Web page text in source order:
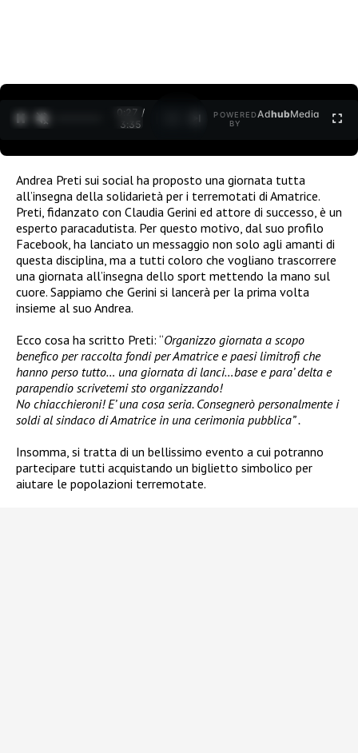
0:27 /
3:35
POWERED
BY
AdhubMedia
Andrea Preti sui social ha proposto una giornata tutta
all’insegna della solidarietà per i terremotati di Amatrice.
Preti, fidanzato con Claudia Gerini ed attore di successo, è un
esperto paracadutista. Per questo motivo, dal suo profilo
Facebook, ha lanciato un messaggio non solo agli amanti di
questa disciplina, ma a tutti coloro che vogliano trascorrere
una giornata all’insegna dello sport mettendo la mano sul
cuore. Sappiamo che Gerini si lancerà per la prima volta
insieme al suo Andrea.
Ecco cosa ha scritto Preti: “Organizzo giornata a scopo
benefico per raccolta fondi per Amatrice e paesi limitrofi che
hanno perso tutto… una giornata di lanci…base e para’ delta e
parapendio scrivetemi sto organizzando!
No chiacchieroni! E’ una cosa seria. Consegnerò personalmente i
soldi al sindaco di Amatrice in una cerimonia pubblica”.
Insomma, si tratta di un bellissimo evento a cui potranno
partecipare tutti acquistando un biglietto simbolico per
aiutare le popolazioni terremotate.